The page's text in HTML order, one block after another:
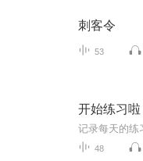
刺客令
53
开始练习啦
48